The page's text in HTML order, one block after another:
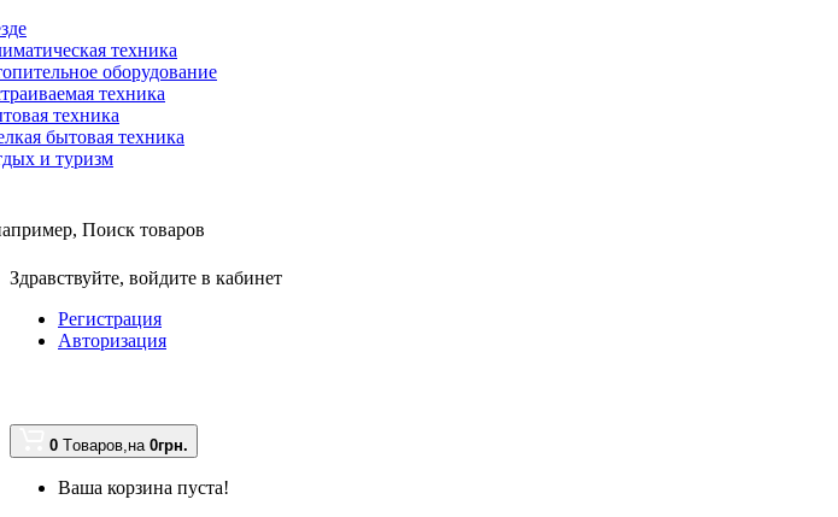
техника
оборудование
техника
техника
бытовая техника
и туризм
Поиск товаров
Здравствуйте, войдите в кабинет
Регистрация
Авторизация
0 Tоваров,на 0грн.
Ваша корзина пуста!